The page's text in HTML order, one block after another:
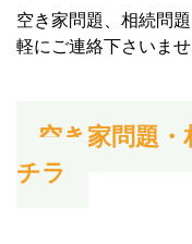
空き家問題、相続問
軽にご連絡下さいませ
空き家問題
チラ